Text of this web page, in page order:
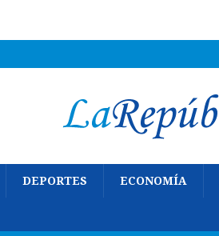
DEPORTES ECONOMÍA